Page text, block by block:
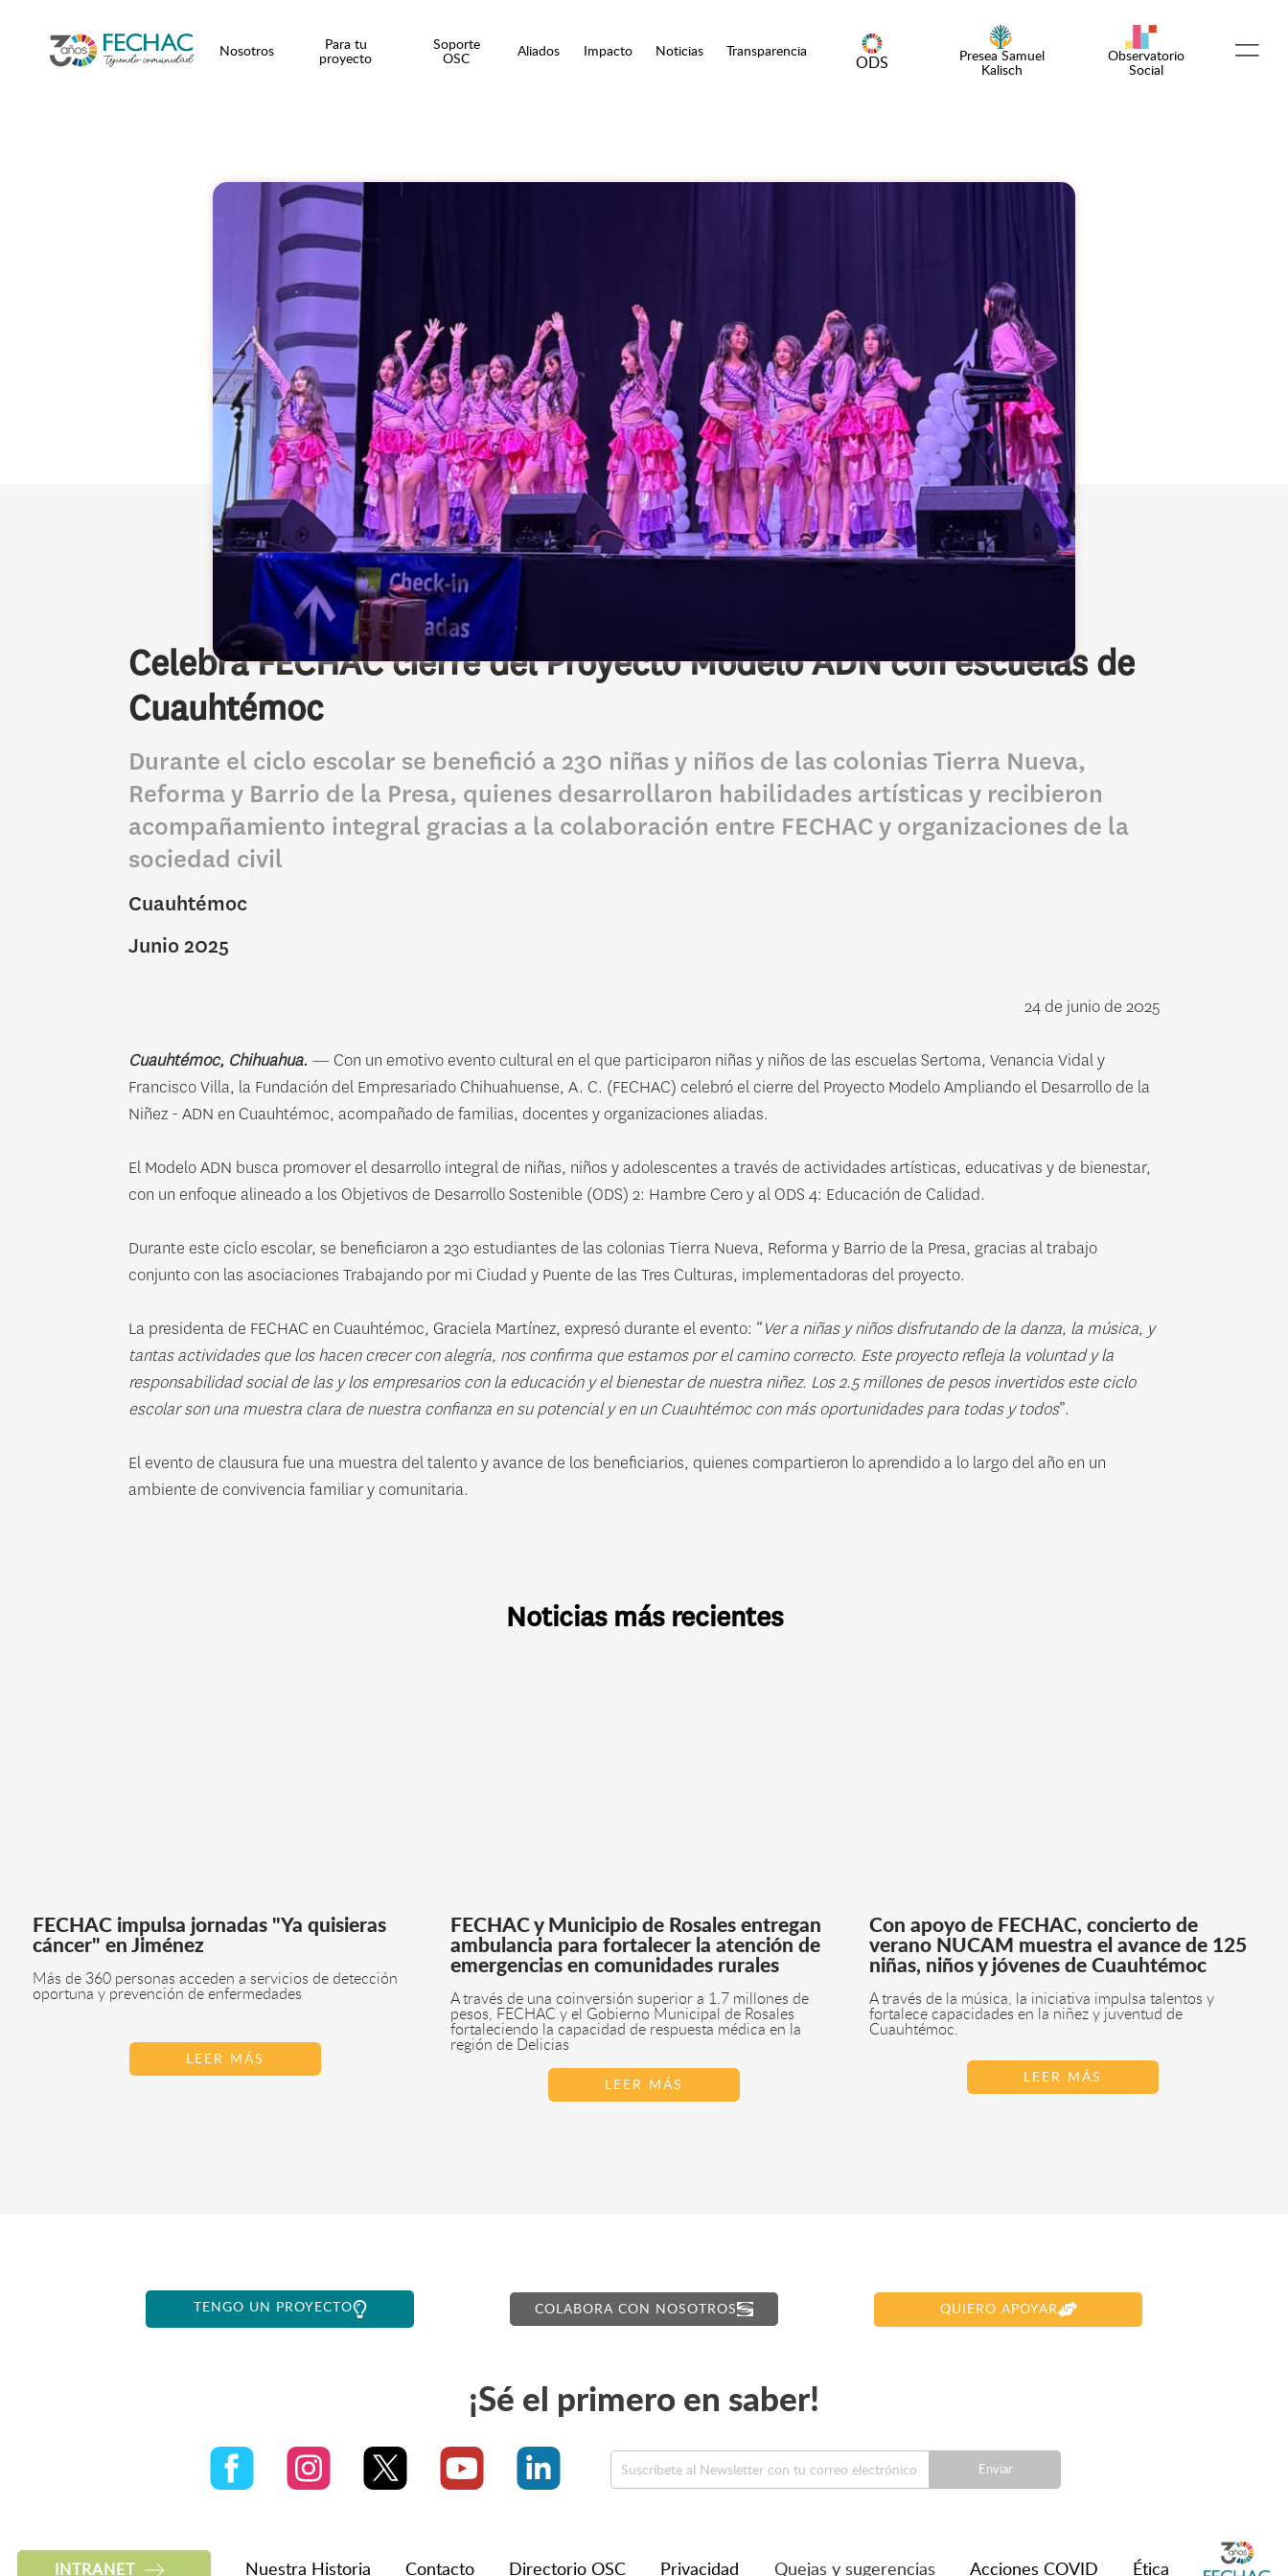
Nosotros
Para tu
proyecto
Soporte
OSC
Aliados Impacto Noticias Transparencia
ODS
Presea Samuel
Kalisch
Observatorio
Social
Celebra FECHAC cierre del Proyecto Modelo ADN con escuelas de
Cuauhtémoc
Durante el ciclo escolar se benefició a 230 niñas y niños de las colonias Tierra Nueva,
Reforma y Barrio de la Presa, quienes desarrollaron habilidades artísticas y recibieron
acompañamiento integral gracias a la colaboración entre FECHAC y organizaciones de la
sociedad civil
Cuauhtémoc
Junio 2025
24 de junio de 2025
Cuauhtémoc, Chihuahua. — Con un emotivo evento cultural en el que participaron niñas y niños de las escuelas Sertoma, Venancia Vidal y
Francisco Villa, la Fundación del Empresariado Chihuahuense, A. C. (FECHAC) celebró el cierre del Proyecto Modelo Ampliando el Desarrollo de la
Niñez - ADN en Cuauhtémoc, acompañado de familias, docentes y organizaciones aliadas.
El Modelo ADN busca promover el desarrollo integral de niñas, niños y adolescentes a través de actividades artísticas, educativas y de bienestar,
con un enfoque alineado a los Objetivos de Desarrollo Sostenible (ODS) 2: Hambre Cero y al ODS 4: Educación de Calidad.
Durante este ciclo escolar, se beneficiaron a 230 estudiantes de las colonias Tierra Nueva, Reforma y Barrio de la Presa, gracias al trabajo
conjunto con las asociaciones Trabajando por mi Ciudad y Puente de las Tres Culturas, implementadoras del proyecto.
La presidenta de FECHAC en Cuauhtémoc, Graciela Martínez, expresó durante el evento: “Ver a niñas y niños disfrutando de la danza, la música, y
tantas actividades que los hacen crecer con alegría, nos confirma que estamos por el camino correcto. Este proyecto refleja la voluntad y la
responsabilidad social de las y los empresarios con la educación y el bienestar de nuestra niñez. Los 2.5 millones de pesos invertidos este ciclo
escolar son una muestra clara de nuestra confianza en su potencial y en un Cuauhtémoc con más oportunidades para todas y todos”.
El evento de clausura fue una muestra del talento y avance de los beneficiarios, quienes compartieron lo aprendido a lo largo del año en un
ambiente de convivencia familiar y comunitaria.
Noticias más recientes
FECHAC impulsa jornadas "Ya quisieras
cáncer" en Jiménez
Más de 360 personas acceden a servicios de detección
oportuna y prevención de enfermedades
LEER MÁS
FECHAC y Municipio de Rosales entregan
ambulancia para fortalecer la atención de
emergencias en comunidades rurales
A través de una coinversión superior a 1.7 millones de
pesos, FECHAC y el Gobierno Municipal de Rosales
fortaleciendo la capacidad de respuesta médica en la
región de Delicias
LEER MÁS
Con apoyo de FECHAC, concierto de
verano NUCAM muestra el avance de 125
niñas, niños y jóvenes de Cuauhtémoc
A través de la música, la iniciativa impulsa talentos y
fortalece capacidades en la niñez y juventud de
Cuauhtémoc.
LEER MÁS
TENGO UN PROYECTO COLABORA CON NOSOTROS QUIERO APOYAR
¡Sé el primero en saber!
Enviar
INTRANET Nuestra Historia Contacto Directorio OSC Privacidad Quejas y sugerencias Acciones COVID Ética